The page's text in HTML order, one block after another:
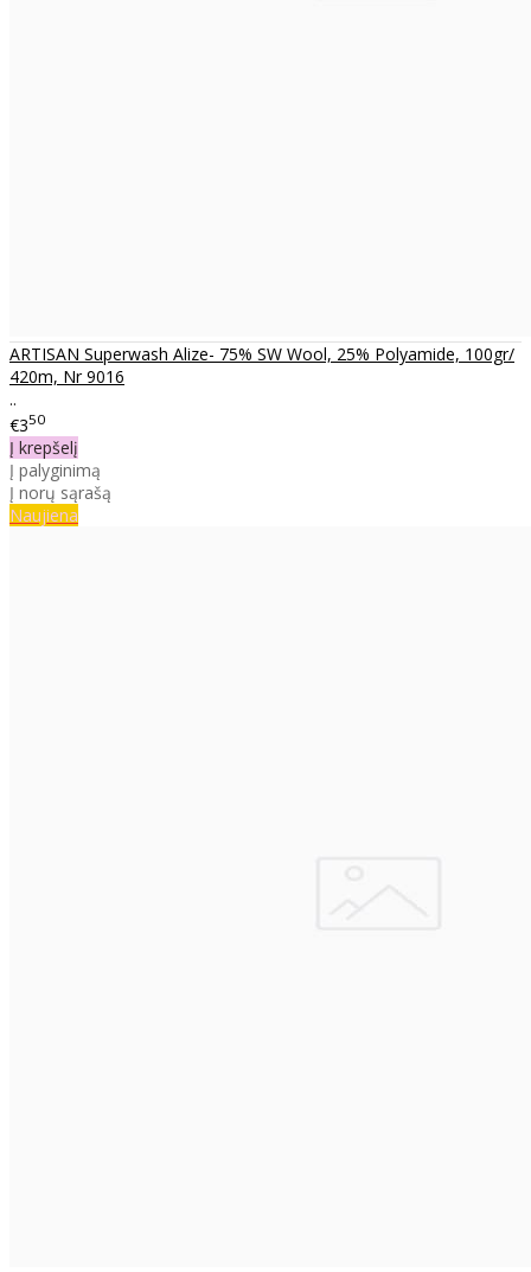
ARTISAN Superwash Alize- 75% SW Wool, 25% Polyamide, 100gr/
420m, Nr 9016
..
€350
Į krepšelį
Į palyginimą
Į norų sąrašą
Naujiena